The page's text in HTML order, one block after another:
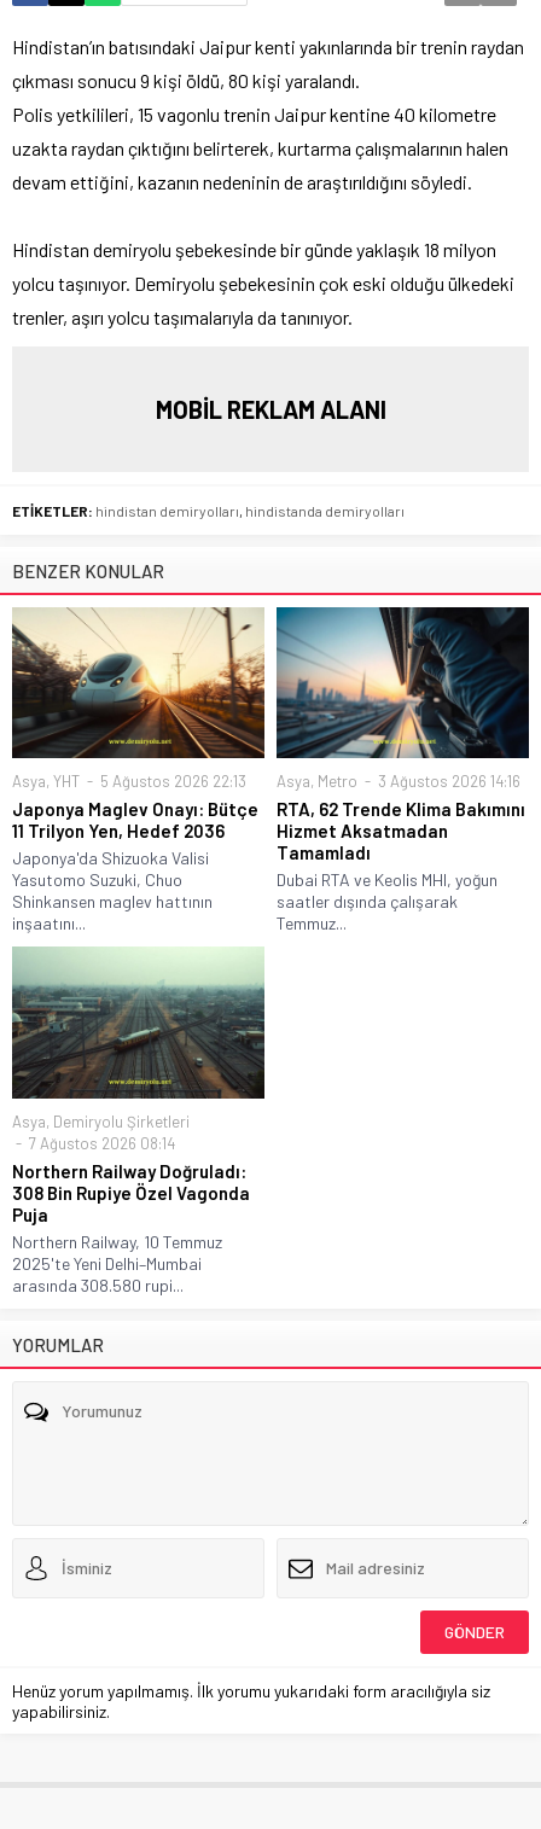
Hindistan’ın batısındaki Jaipur kenti yakınlarında bir trenin raydan
çıkması sonucu 9 kişi öldü, 80 kişi yaralandı.
Polis yetkilileri, 15 vagonlu trenin Jaipur kentine 40 kilometre
uzakta raydan çıktığını belirterek, kurtarma çalışmalarının halen
devam ettiğini, kazanın nedeninin de araştırıldığını söyledi.
Hindistan demiryolu şebekesinde bir günde yaklaşık 18 milyon
yolcu taşınıyor. Demiryolu şebekesinin çok eski olduğu ülkedeki
trenler, aşırı yolcu taşımalarıyla da tanınıyor.
MOBİL REKLAM ALANI
ETİKETLER: hindistan demiryolları hindistanda demiryolları
BENZER KONULAR
Asya, YHT 5 Ağustos 2026 22:13
Japonya Maglev Onayı: Bütçe
11 Trilyon Yen, Hedef 2036
Japonya'da Shizuoka Valisi
Yasutomo Suzuki, Chuo
Shinkansen maglev hattının
inşaatını...
Asya, Metro 3 Ağustos 2026 14:16
RTA, 62 Trende Klima Bakımını
Hizmet Aksatmadan
Tamamladı
Dubai RTA ve Keolis MHI, yoğun
saatler dışında çalışarak
Temmuz...
Asya, Demiryolu Şirketleri
7 Ağustos 2026 08:14
Northern Railway Doğruladı:
308 Bin Rupiye Özel Vagonda
Puja
Northern Railway, 10 Temmuz
2025'te Yeni Delhi–Mumbai
arasında 308.580 rupi...
YORUMLAR
Henüz yorum yapılmamış. İlk yorumu yukarıdaki form aracılığıyla siz
yapabilirsiniz.